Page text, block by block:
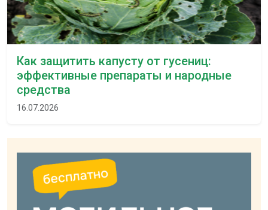
Как защитить капусту от гусениц:
эффективные препараты и народные
средства
16.07.2026